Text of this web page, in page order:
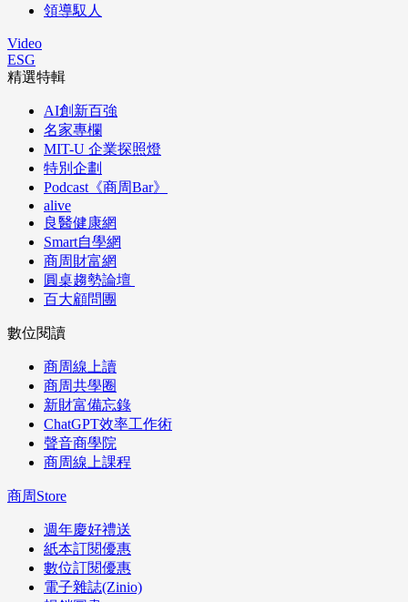
領導馭人
Video
ESG
精選特輯
AI創新百強
名家專欄
MIT-U 企業探照燈
特別企劃
Podcast《商周Bar》
alive
良醫健康網
Smart自學網
商周財富網
圓桌趨勢論壇
百大顧問團
數位閱讀
商周線上讀
商周共學圈
新財富備忘錄
ChatGPT效率工作術
聲音商學院
商周線上課程
商周Store
週年慶好禮送
紙本訂閱優惠
數位訂閱優惠
電子雜誌(Zinio)